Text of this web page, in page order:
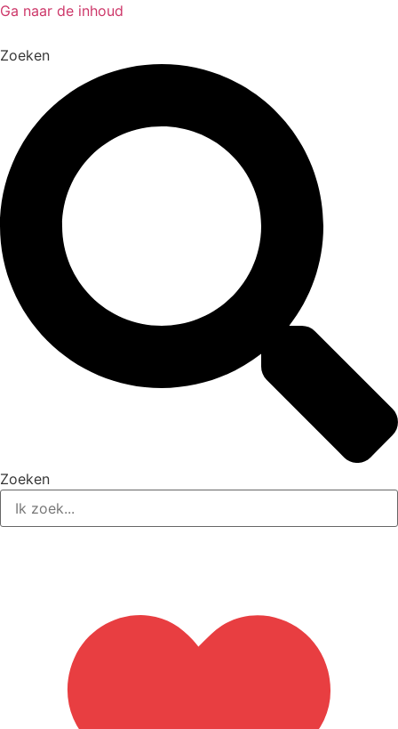
Ga naar de inhoud
Zoeken
Zoeken